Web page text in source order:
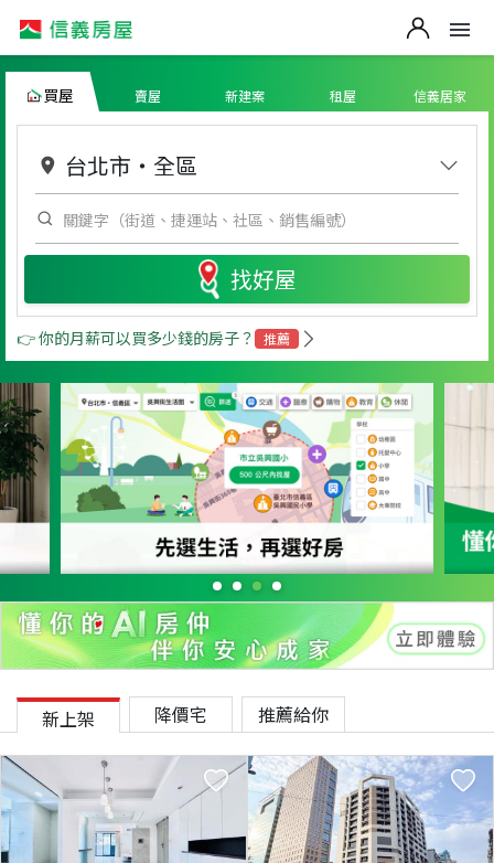
買屋 賣屋 新建案 租屋 信義居家
台北市 ・ 全區
找好屋
👉 你的月薪可以買多少錢的房子？ 推薦
新上架 降價宅 推薦給你